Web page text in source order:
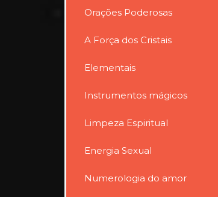
Orações Poderosas
A Força dos Cristais
Elementais
Instrumentos mágicos
Limpeza Espiritual
Energia Sexual
Numerologia do amor